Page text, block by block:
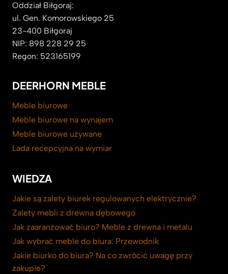
Oddział Biłgoraj:
ul. Gen. Komorowskiego 25
23-400 Biłgoraj
NIP: 898 228 29 25
Regon: 523165199
DEERHORN MEBLE
Meble biurowe
Meble biurowe na wynajem
Meble biurowe używane
Lada recepcyjna na wymiar
WIEDZA
Jakie są zalety biurek regulowanych elektrycznie?
Zalety mebli z drewna dębowego
Jak zaaranżować biuro? Meble z drewna i metalu
Jak wybrać meble do biura: Przewodnik
Jakie biurko do biura? Na co zwrócić uwagę przy
zakupie?